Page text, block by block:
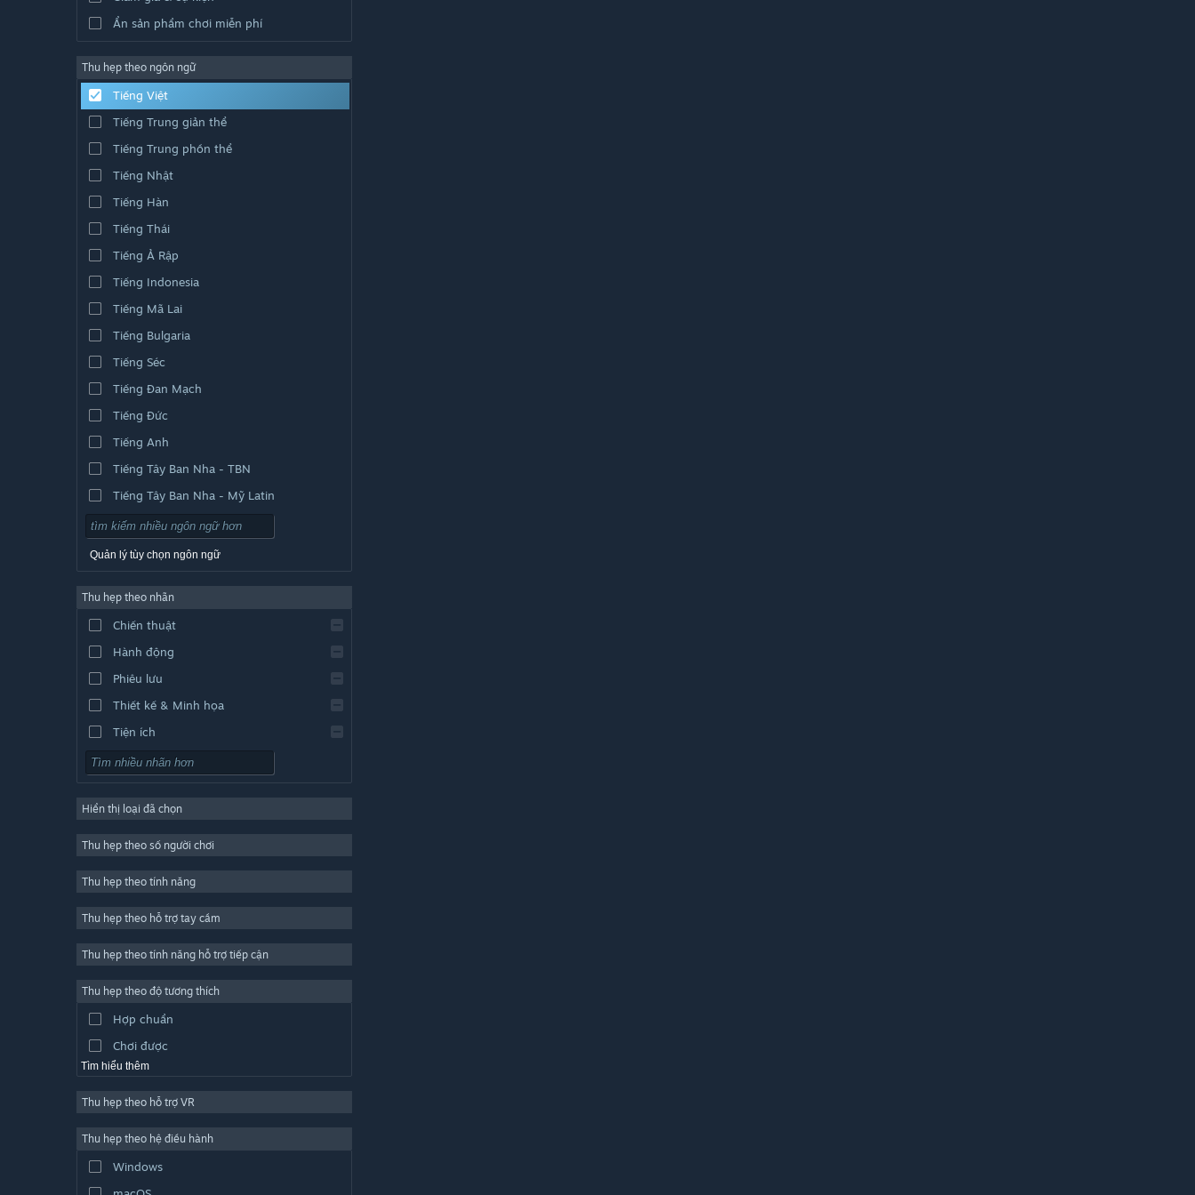
Ẩn sản phẩm chơi miễn phí
Thu hẹp theo ngôn ngữ
Tiếng Việt
Tiếng Trung giản thể
Tiếng Trung phồn thể
Tiếng Nhật
Tiếng Hàn
Tiếng Thái
Tiếng Ả Rập
Tiếng Indonesia
Tiếng Mã Lai
Tiếng Bulgaria
Tiếng Séc
Tiếng Đan Mạch
Tiếng Đức
Tiếng Anh
Tiếng Tây Ban Nha - TBN
Tiếng Tây Ban Nha - Mỹ Latin
Quản lý tùy chọn ngôn ngữ
Thu hẹp theo nhãn
Chiến thuật
Hành động
Phiêu lưu
Thiết kế & Minh họa
Tiện ích
Chơi miễn phí
Trực tuyến nhiều người chơi
Indie
Đơn giản
Mô phỏng
Sản xuất video
Chỉnh sửa ảnh
Hiển thị loại đã chọn
Thu hẹp theo số người chơi
Thu hẹp theo tính năng
Thu hẹp theo hỗ trợ tay cầm
Thu hẹp theo tính năng hỗ trợ tiếp cận
Thu hẹp theo độ tương thích
Hợp chuẩn
Chơi được
Tìm hiểu thêm
Thu hẹp theo hỗ trợ VR
Thu hẹp theo hệ điều hành
Windows